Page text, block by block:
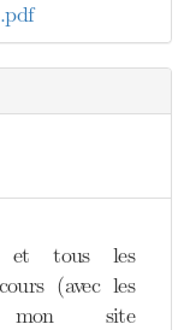
et tous les
(avec les
mon site